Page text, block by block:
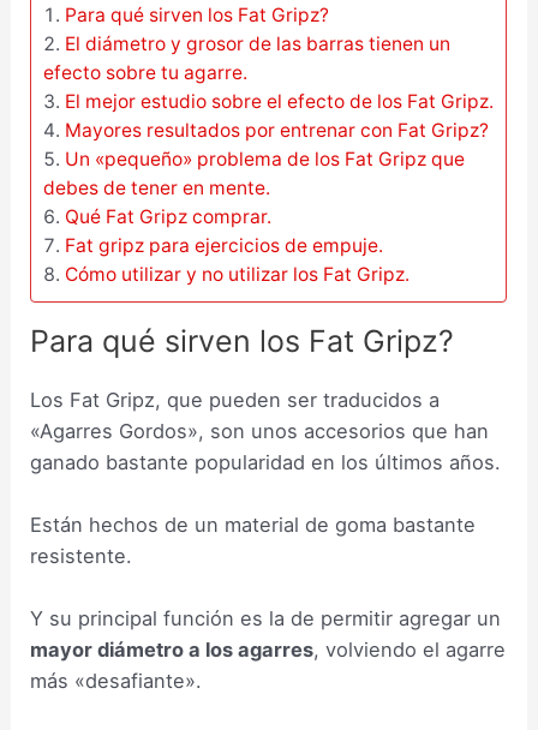
Para qué sirven los Fat Gripz?
El diámetro y grosor de las barras tienen un
efecto sobre tu agarre.
El mejor estudio sobre el efecto de los Fat Gripz.
Mayores resultados por entrenar con Fat Gripz?
Un «pequeño» problema de los Fat Gripz que
debes de tener en mente.
Qué Fat Gripz comprar.
Fat gripz para ejercicios de empuje.
Cómo utilizar y no utilizar los Fat Gripz.
Para qué sirven los Fat Gripz?
Los Fat Gripz, que pueden ser traducidos a
«Agarres Gordos», son unos accesorios que han
ganado bastante popularidad en los últimos años.
Están hechos de un material de goma bastante
resistente.
Y su principal función es la de permitir agregar un
mayor diámetro a los agarres, volviendo el agarre
más «desafiante».